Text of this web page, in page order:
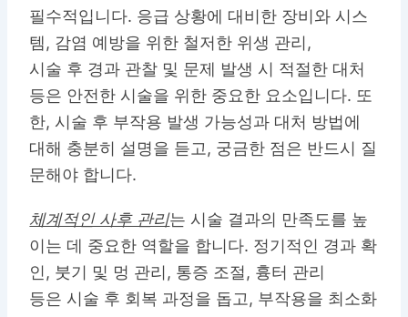
필수적입니다. 응급 상황에 대비한 장비와 시스
템, 감염 예방을 위한 철저한 위생 관리,
시술 후 경과 관찰 및 문제 발생 시 적절한 대처
등은 안전한 시술을 위한 중요한 요소입니다. 또
한, 시술 후 부작용 발생 가능성과 대처 방법에
대해 충분히 설명을 듣고, 궁금한 점은 반드시 질
문해야 합니다.
체계적인 사후 관리는 시술 결과의 만족도를 높
이는 데 중요한 역할을 합니다. 정기적인 경과 확
인, 붓기 및 멍 관리, 통증 조절, 흉터 관리
등은 시술 후 회복 과정을 돕고, 부작용을 최소화